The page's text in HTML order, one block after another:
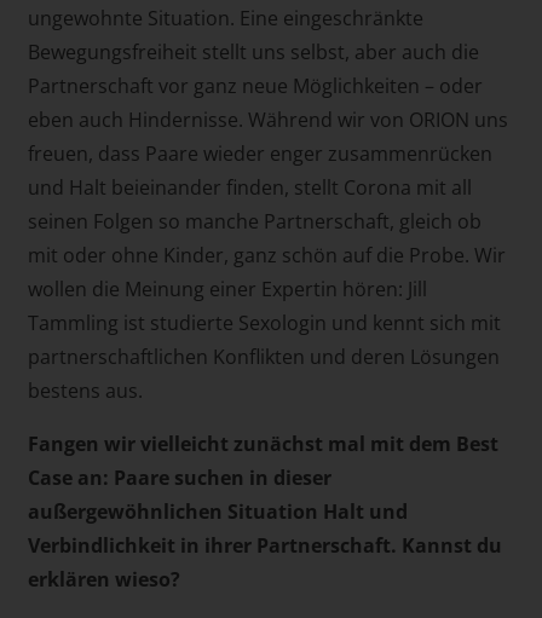
ungewohnte Situation. Eine eingeschränkte
Bewegungsfreiheit stellt uns selbst, aber auch die
Partnerschaft vor ganz neue Möglichkeiten – oder
eben auch Hindernisse. Während wir von ORION uns
freuen, dass Paare wieder enger zusammenrücken
und Halt beieinander finden, stellt Corona mit all
seinen Folgen so manche Partnerschaft, gleich ob
mit oder ohne Kinder, ganz schön auf die Probe. Wir
wollen die Meinung einer Expertin hören: Jill
Tammling ist studierte Sexologin und kennt sich mit
partnerschaftlichen Konflikten und deren Lösungen
bestens aus.
Fangen wir vielleicht zunächst mal mit dem Best
Case an: Paare suchen in dieser
außergewöhnlichen Situation Halt und
Verbindlichkeit in ihrer Partnerschaft. Kannst du
erklären wieso?